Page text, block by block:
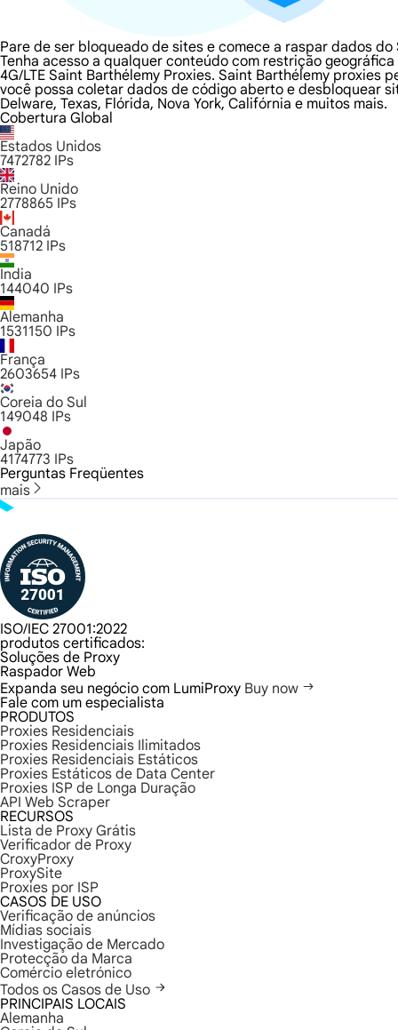
Pare de ser bloqueado de sites e comece a raspar dados do
Tenha acesso a qualquer conteúdo com restrição
4G/LTE Saint Barthélemy Proxies. Saint Barthélemy
você possa coletar dados de código aberto e desbloquear
Delware, Texas, Flórida, Nova York, Califórnia e muitos mais.
Cobertura Global
Estados Unidos
7472782 IPs
Reino Unido
2778865 IPs
Canadá
518712 IPs
Índia
144040 IPs
Alemanha
1531150 IPs
França
2603654 IPs
Coreia do Sul
149048 IPs
Japão
4174773 IPs
Perguntas Freqüentes
mais
ISO/IEC 27001:2022
produtos certificados:
Soluções de Proxy
Raspador Web
Expanda seu negócio com LumiProxy Buy now
Fale com um especialista
PRODUTOS
Proxies Residenciais
Proxies Residenciais Ilimitados
Proxies Residenciais Estáticos
Proxies Estáticos de Data Center
Proxies ISP de Longa Duração
API Web Scraper
RECURSOS
Lista de Proxy Grátis
Verificador de Proxy
CroxyProxy
ProxySite
Proxies por ISP
CASOS DE USO
Verificação de anúncios
Mídias sociais
Investigação de Mercado
Protecção da Marca
Comércio eletrónico
Todos os Casos de Uso
PRINCIPAIS LOCAIS
Alemanha